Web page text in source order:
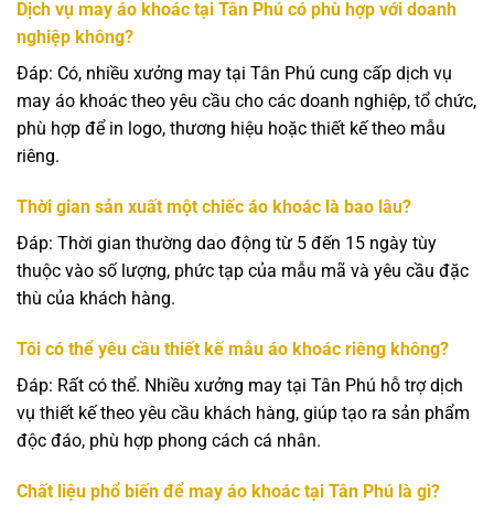
Dịch vụ may áo khoác tại Tân Phú có phù hợp với doanh
nghiệp không?
Đáp: Có, nhiều xưởng may tại Tân Phú cung cấp dịch vụ
may áo khoác theo yêu cầu cho các doanh nghiệp, tổ chức,
phù hợp để in logo, thương hiệu hoặc thiết kế theo mẫu
riêng.
Thời gian sản xuất một chiếc áo khoác là bao lâu?
Đáp: Thời gian thường dao động từ 5 đến 15 ngày tùy
thuộc vào số lượng, phức tạp của mẫu mã và yêu cầu đặc
thù của khách hàng.
Tôi có thể yêu cầu thiết kế mẫu áo khoác riêng không?
Đáp: Rất có thể. Nhiều xưởng may tại Tân Phú hỗ trợ dịch
vụ thiết kế theo yêu cầu khách hàng, giúp tạo ra sản phẩm
độc đáo, phù hợp phong cách cá nhân.
Chất liệu phổ biến để may áo khoác tại Tân Phú là gì?